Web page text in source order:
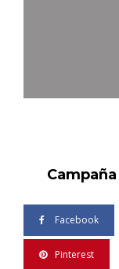
Facebook
Pinterest